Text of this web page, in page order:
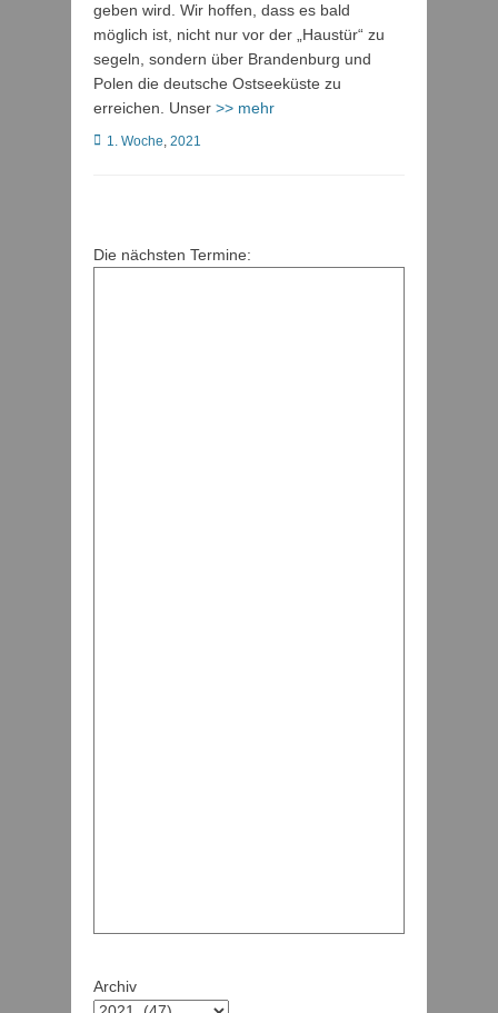
geben wird. Wir hoffen, dass es bald
möglich ist, nicht nur vor der „Haustür“ zu
segeln, sondern über Brandenburg und
Polen die deutsche Ostseeküste zu
erreichen. Unser >> mehr
Kategorien
1. Woche, 2021
Die nächsten Termine:
Archiv